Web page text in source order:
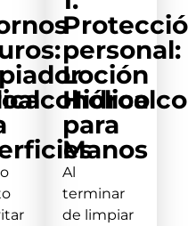
personal:
Loción
para
Manos
Al
terminar
de limpiar